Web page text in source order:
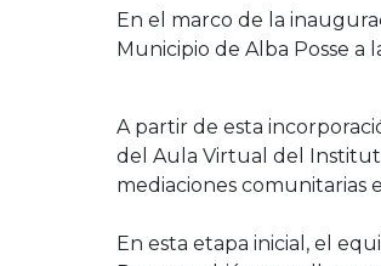
En el marco de la
Municipio de Alba Posse
A partir de esta
del Aula Virtual del
mediaciones comunitarias
En esta etapa inicial, el